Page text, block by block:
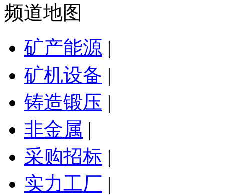
频道地图
矿产能源 |
矿机设备 |
铸造锻压 |
非金属 |
采购招标 |
实力工厂 |